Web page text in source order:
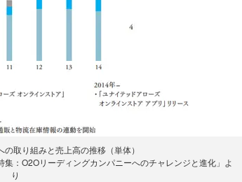
取り組みと売上高の推移（単体）
：O2Oリーディングカンパニーへのチャレンジと進化」よ
り